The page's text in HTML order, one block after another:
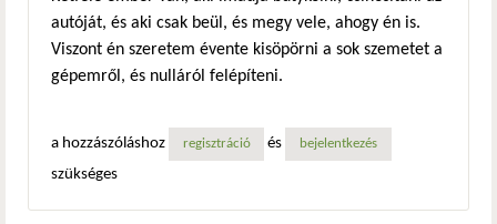
autóját, és aki csak beül, és megy vele, ahogy én is.
Viszont én szeretem évente kisöpörni a sok szemetet a
gépemről, és nulláról felépíteni.
a hozzászóláshoz regisztráció és bejelentkezés
szükséges